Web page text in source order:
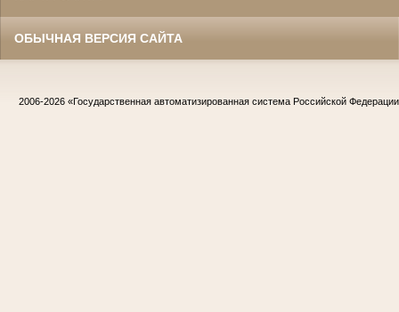
ОБЫЧНАЯ ВЕРСИЯ САЙТА
2006-2026 «Государственная автоматизированная система Российской